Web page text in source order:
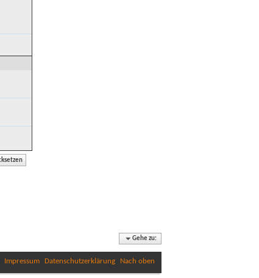
Gehe zu:
Impressum Datenschutzerklärung Nach oben